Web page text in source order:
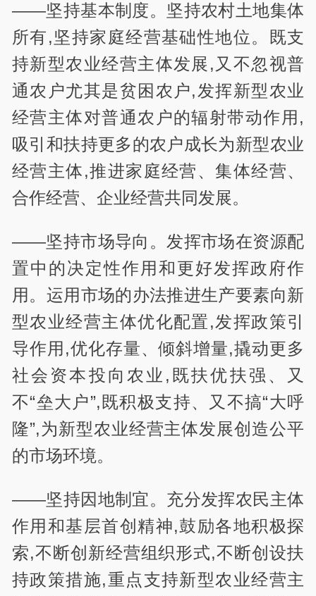
——坚持基本制度。坚持农村土地集体
所有,坚持家庭经营基础性地位。既支
持新型农业经营主体发展,又不忽视普
通农户尤其是贫困农户,发挥新型农业
经营主体对普通农户的辐射带动作用,
吸引和扶持更多的农户成长为新型农业
经营主体,推进家庭经营、集体经营、
合作经营、企业经营共同发展。
——坚持市场导向。发挥市场在资源配
置中的决定性作用和更好发挥政府作
用。运用市场的办法推进生产要素向新
型农业经营主体优化配置,发挥政策引
导作用,优化存量、倾斜增量,撬动更多
社会资本投向农业,既扶优扶强、又
不“垒大户”,既积极支持、又不搞“大呼
隆”,为新型农业经营主体发展创造公平
的市场环境。
——坚持因地制宜。充分发挥农民主体
作用和基层首创精神,鼓励各地积极探
索,不断创新经营组织形式,不断创设扶
持政策措施,重点支持新型农业经营主